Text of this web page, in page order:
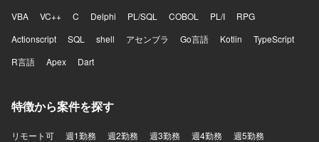
VBA
VC++ C Delphi PL/SQL COBOL PL/I
RPG
Actionscript
SQL shell アセンブラ Go言語 Kotlin
TypeScript
R言語
Apex Dart
特徴から案件を探す
リモート可 週1勤務 週2勤務 週3勤務 週4勤務 週5勤務